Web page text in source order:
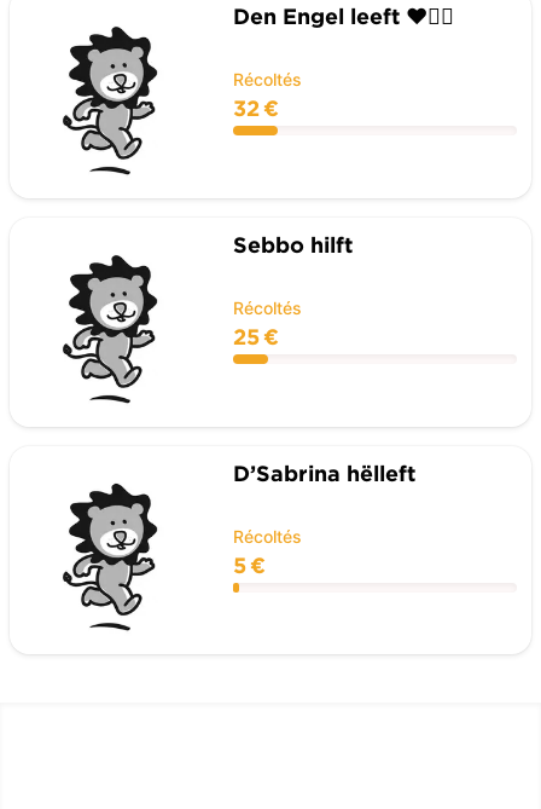
Den Engel leeft ❤️🏃‍♂️
Récoltés
32 €
Sebbo hilft
Récoltés
25 €
D’Sabrina hëlleft
Récoltés
5 €